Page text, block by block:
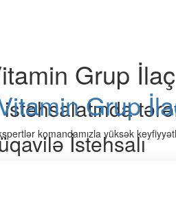
Grup
İstehsalı
komandamızla yüksək